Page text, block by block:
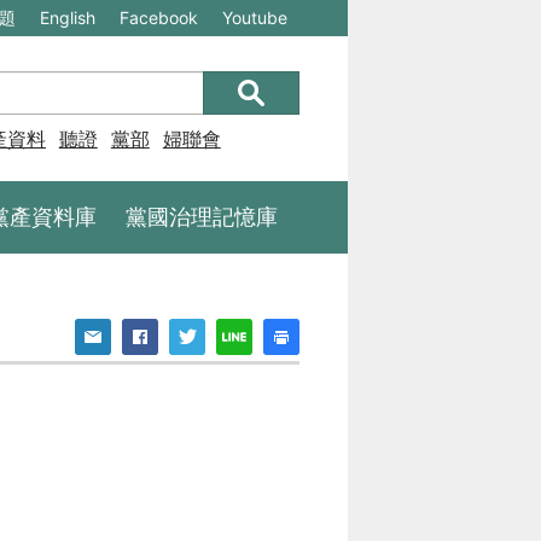
English
(另
視
開
個
Facebook
(另
開
個
Youtube
資料庫聽證 黨部 婦聯會
產資料庫 黨國治理記憶庫